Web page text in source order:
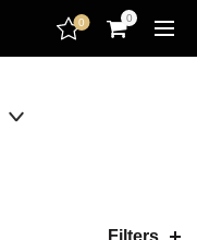
0 0
Filters